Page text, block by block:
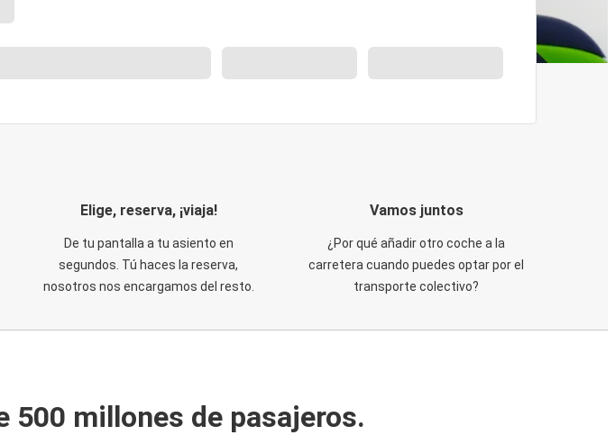
Elige, reserva, ¡viaja!
De tu pantalla a tu asiento en
segundos. Tú haces la reserva,
nosotros nos encargamos del resto.
Vamos juntos
¿Por qué añadir otro coche a la
carretera cuando puedes optar por el
transporte colectivo?
500 millones de pasajeros.